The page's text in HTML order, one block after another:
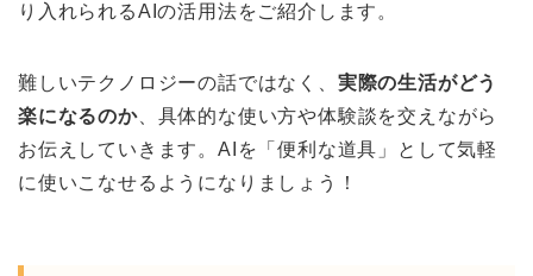
り入れられるAIの活用法をご紹介します。
難しいテクノロジーの話ではなく、 実際の生活がどう
楽になるのか、具体的な使い方や体験談を交えながら
お伝えしていきます。AIを「便利な道具」として気軽
に使いこなせるようになりましょう！